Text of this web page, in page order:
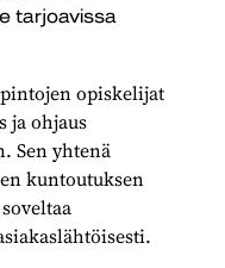
tarjoavissa
opiskelijat
ja ohjaus
Sen yhtenä
kuntoutuksen